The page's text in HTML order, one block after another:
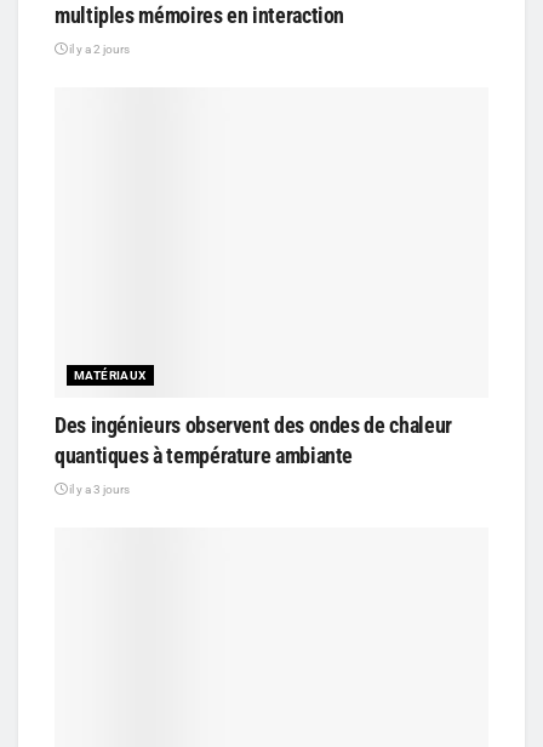
multiples mémoires en interaction
il y a 2 jours
MATÉRIAUX
Des ingénieurs observent des ondes de chaleur
quantiques à température ambiante
il y a 3 jours